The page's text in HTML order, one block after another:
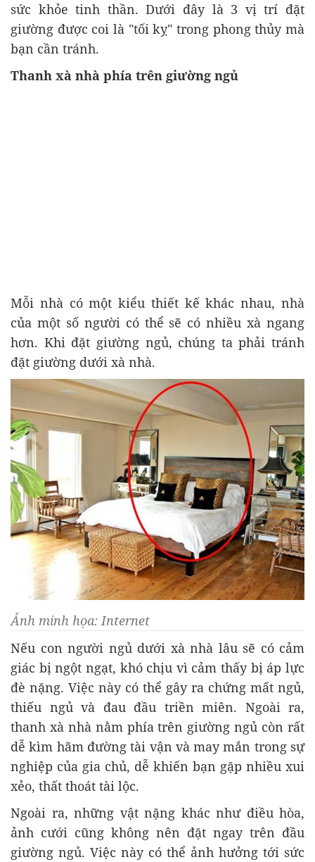
sức khỏe tinh thần. Dưới đây là 3 vị trí đặt
giường được coi là "tối kỵ" trong phong thủy mà
bạn cần tránh.
Thanh xà nhà phía trên giường ngủ
Mỗi nhà có một kiểu thiết kế khác nhau, nhà
của một số người có thể sẽ có nhiều xà ngang
hơn. Khi đặt giường ngủ, chúng ta phải tránh
đặt giường dưới xà nhà.
Ảnh minh họa: Internet
Nếu con người ngủ dưới xà nhà lâu sẽ có cảm
giác bị ngột ngạt, khó chịu vì cảm thấy bị áp lực
đè nặng. Việc này có thể gây ra chứng mất ngủ,
thiếu ngủ và đau đầu triền miên. Ngoài ra,
thanh xà nhà nằm phía trên giường ngủ còn rất
dễ kìm hãm đường tài vận và may mắn trong sự
nghiệp của gia chủ, dễ khiến bạn gặp nhiều xui
xẻo, thất thoát tài lộc.
Ngoài ra, những vật nặng khác như điều hòa,
ảnh cưới cũng không nên đặt ngay trên đầu
giường ngủ. Việc này có thể ảnh hưởng tới sức